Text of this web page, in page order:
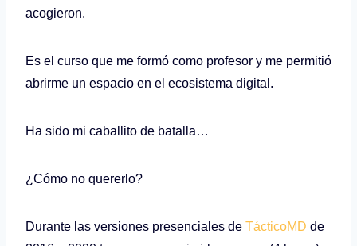
acogieron.
Es el curso que me formó como profesor y me permitió
abrirme un espacio en el ecosistema digital.
Ha sido mi caballito de batalla…
¿Cómo no quererlo?
Durante las versiones presenciales de TácticoMD de